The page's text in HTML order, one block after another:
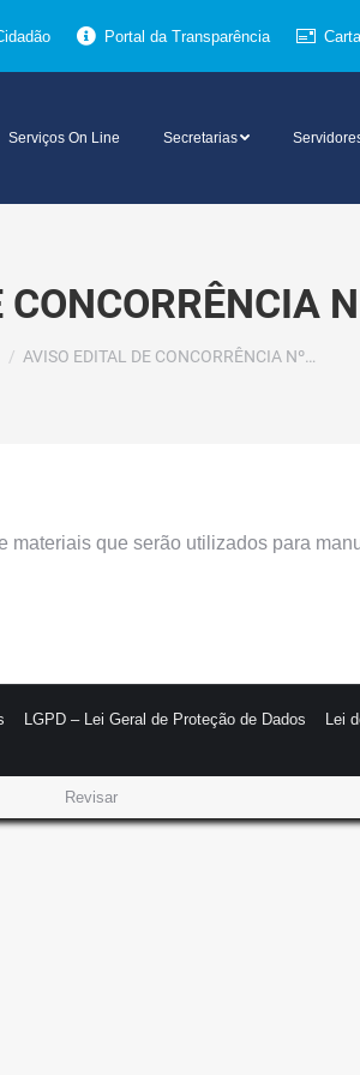
Portal da Transparência
Serviços On Line Secretarias
CONCORRÊNCIA
AVISO EDITAL DE CONCORRÊNCIA Nº…
que serão utilizados para
LGPD – Lei Geral de Proteção de Dados Lei
Revisar